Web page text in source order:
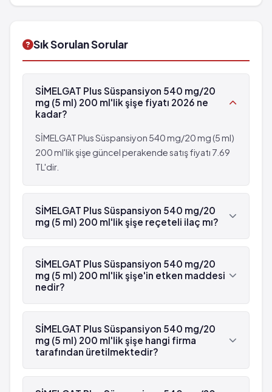
Sık Sorulan Sorular
SİMELGAT Plus Süspansiyon 540 mg/20
mg (5 ml) 200 ml'lik şişe fiyatı 2026 ne
kadar?
SİMELGAT Plus Süspansiyon 540 mg/20 mg (5 ml)
200 ml'lik şişe güncel perakende satış fiyatı 7.69
TL'dir.
SİMELGAT Plus Süspansiyon 540 mg/20
mg (5 ml) 200 ml'lik şişe reçeteli ilaç mı?
Hayır, SİMELGAT Plus Süspansiyon 540 mg/20 mg
(5 ml) 200 ml'lik şişe reçetesizdir.
SİMELGAT Plus Süspansiyon 540 mg/20
mg (5 ml) 200 ml'lik şişe'in etken maddesi
nedir?
SİMELGAT Plus Süspansiyon 540 mg/20 mg (5 ml)
200 ml'lik şişe'in etken maddesi Simetikon 'dür.
SİMELGAT Plus Süspansiyon 540 mg/20
mg (5 ml) 200 ml'lik şişe hangi firma
tarafından üretilmektedir?
SİMELGAT Plus Süspansiyon 540 mg/20 mg (5 ml)